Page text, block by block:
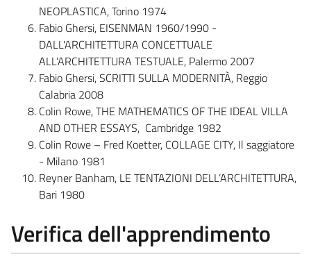
NEOPLASTICA, Torino 1974
Fabio Ghersi, EISENMAN 1960/1990 -
DALL'ARCHITETTURA CONCETTUALE
ALL'ARCHITETTURA TESTUALE, Palermo 2007
Fabio Ghersi, SCRITTI SULLA MODERNITÀ, Reggio
Calabria 2008
Colin Rowe, THE MATHEMATICS OF THE IDEAL VILLA
AND OTHER ESSAYS, Cambridge 1982
Colin Rowe – Fred Koetter, COLLAGE CITY, Il saggiatore
- Milano 1981
Reyner Banham, LE TENTAZIONI DELL’ARCHITETTURA,
Bari 1980
Verifica dell'apprendimento